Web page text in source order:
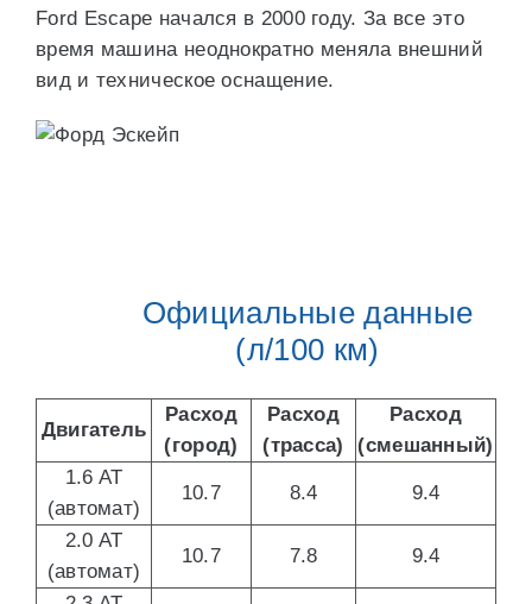
Ford Escape начался в 2000 году. За все это
время машина неоднократно меняла внешний
вид и техническое оснащение.
Официальные данные
(л/100 км)
Двигатель
Расход
(город)
Расход
(трасса)
Расход
(смешанный)
1.6 AT
(автомат)
10.7 8.4 9.4
2.0 AT
(автомат)
10.7 7.8 9.4